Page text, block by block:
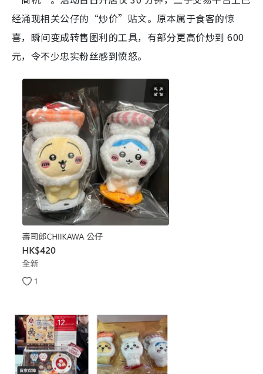
经涌现相关公仔的“炒价”贴文。原本属于食客的惊
喜，瞬间变成转售图利的工具，有部分更高价炒到 600
元，令不少忠实粉丝感到愤怒。